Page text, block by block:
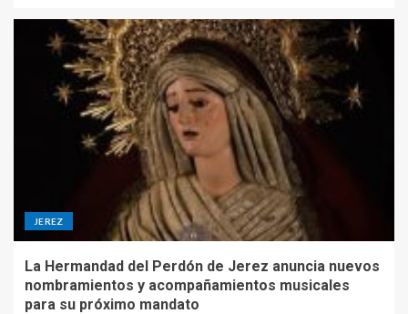
JEREZ
La Hermandad del Perdón de Jerez anuncia nuevos
nombramientos y acompañamientos musicales
para su próximo mandato